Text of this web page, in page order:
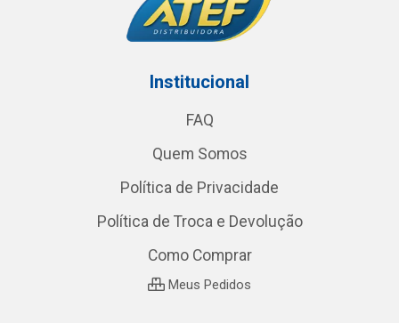
Institucional
FAQ
Quem Somos
Política de Privacidade
Política de Troca e Devolução
Como Comprar
Meus Pedidos